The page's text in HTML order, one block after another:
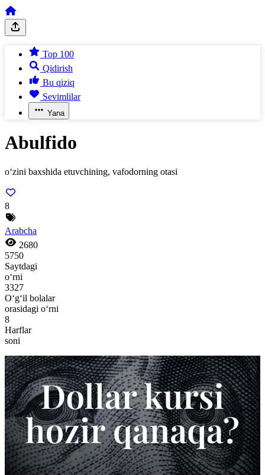
Top 100
Qidirish
Bu qiziq
Sevimlilar
Yana
Abulfido
o‘zini baxshida etuvchining, vafodorning otasi
8
Arabcha
2680
5750
Saytdagi
o‘rni
3327
O‘g‘il bolalar
orasidagi o‘rni
8
Harflar
soni